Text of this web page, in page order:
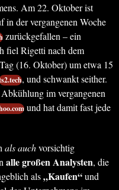
Am 22. Oktober ist
in der vergangenen Woche
zurückgefallen – ein
fiel Rigetti nach dem
(16. Oktober) um etwa 15
, und schwankt seither.
im vergangenen
und hat damit fast jede
als auchvorsichtig
alle großen Analysten, die
als„Kaufen“und